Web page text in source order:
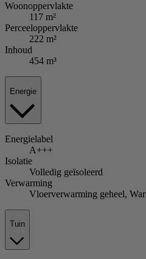
Woonoppervlakte
117 m²
Perceeloppervlakte
222 m²
Inhoud
454 m³
Energie
Energielabel
A+++
Isolatie
Volledig geïsoleerd
Verwarming
Vloerverwarming geheel,
Tuin